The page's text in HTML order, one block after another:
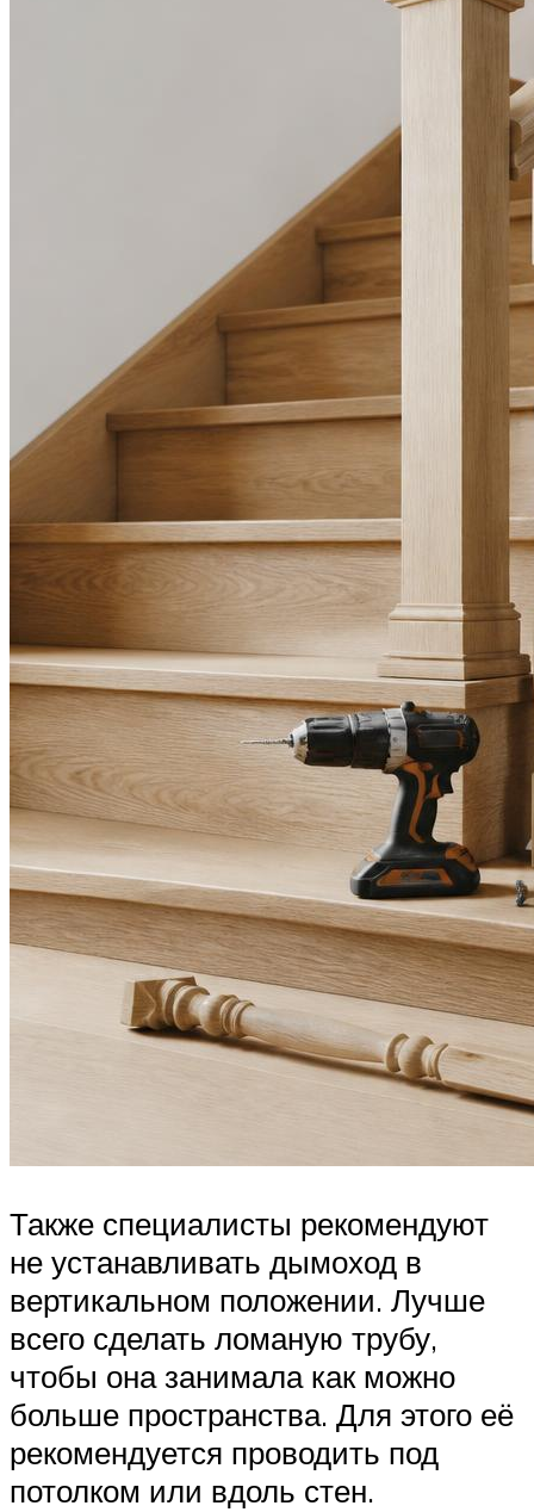
Также специалисты рекомендуют
не устанавливать дымоход в
вертикальном положении. Лучше
всего сделать ломаную трубу,
чтобы она занимала как можно
больше пространства. Для этого её
рекомендуется проводить под
потолком или вдоль стен.